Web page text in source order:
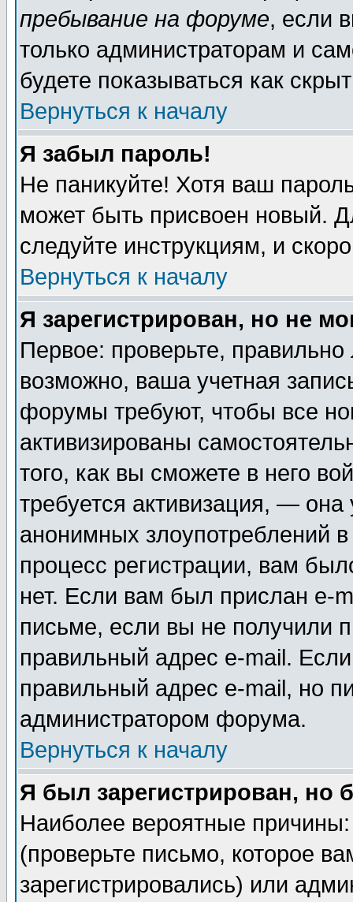
пребывание на форуме, если
только администраторам и
будете показываться как
Вернуться к началу
Я забыл пароль!
Не паникуйте! Хотя ваш
может быть присвоен новый.
следуйте инструкциям, и
Вернуться к началу
Я зарегистрирован, но не
Первое: проверьте,
возможно, ваша учетная
форумы требуют, чтобы все
активизированы
того, как вы сможете в него
требуется активизация, —
анонимных злоупотреблений
процесс регистрации, вам
нет. Если вам был прислан e-
письме, если вы не получили
правильный адрес e-mail.
правильный адрес e-mail, но
администратором форума.
Вернуться к началу
Я был зарегистрирован, но
Наиболее вероятные
(проверьте письмо, которое
зарегистрировались) или